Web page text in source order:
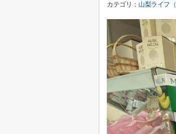
カテゴリ： 山梨ライフ